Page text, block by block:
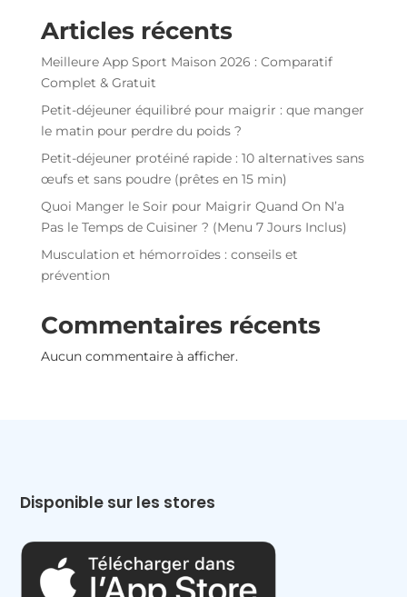
Articles récents
Meilleure App Sport Maison 2026 : Comparatif
Complet & Gratuit
Petit-déjeuner équilibré pour maigrir : que manger
le matin pour perdre du poids ?
Petit-déjeuner protéiné rapide : 10 alternatives sans
œufs et sans poudre (prêtes en 15 min)
Quoi Manger le Soir pour Maigrir Quand On N’a
Pas le Temps de Cuisiner ? (Menu 7 Jours Inclus)
Musculation et hémorroïdes : conseils et
prévention
Commentaires récents
Aucun commentaire à afficher.
Disponible sur les stores